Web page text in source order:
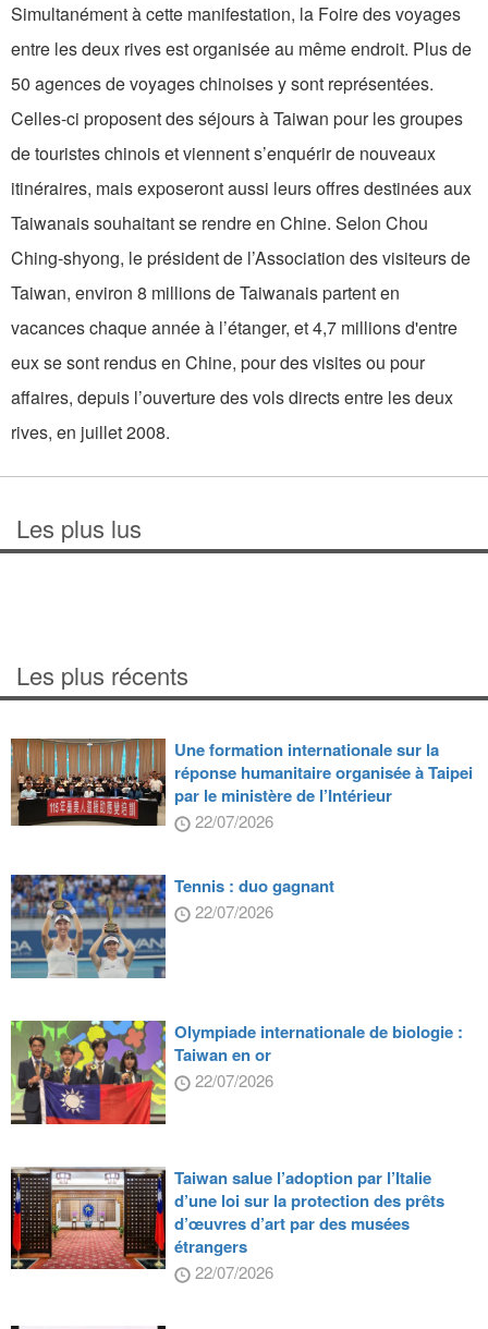
Simultanément à cette manifestation, la Foire des voyages
entre les deux rives est organisée au même endroit. Plus de
50 agences de voyages chinoises y sont représentées.
Celles-ci proposent des séjours à Taiwan pour les groupes
de touristes chinois et viennent s’enquérir de nouveaux
itinéraires, mais exposeront aussi leurs offres destinées aux
Taiwanais souhaitant se rendre en Chine. Selon Chou
Ching-shyong, le président de l’Association des visiteurs de
Taiwan, environ 8 millions de Taiwanais partent en
vacances chaque année à l’étanger, et 4,7 millions d'entre
eux se sont rendus en Chine, pour des visites ou pour
affaires, depuis l’ouverture des vols directs entre les deux
rives, en juillet 2008.
Les plus lus
Les plus récents
Une formation internationale sur la
réponse humanitaire organisée à Taipei
par le ministère de l’Intérieur
22/07/2026
Tennis : duo gagnant
22/07/2026
Olympiade internationale de biologie :
Taiwan en or
22/07/2026
Taiwan salue l’adoption par l’Italie
d’une loi sur la protection des prêts
d’œuvres d’art par des musées
étrangers
22/07/2026